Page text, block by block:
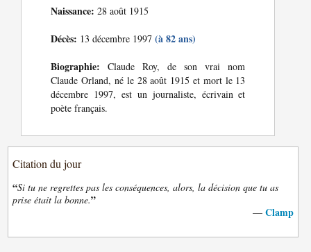
Naissance: 28 août 1915
Décès: 13 décembre 1997(à 82 ans)
Biographie: Claude Roy, de son vrai nom
Claude Orland, né le 28 août 1915 et mort le 13
décembre 1997, est un journaliste, écrivain et
poète français.
Citation du jour
“Si tu ne regrettes pas les conséquences, alors, la décision que tu as
prise était la bonne.”
— Clamp